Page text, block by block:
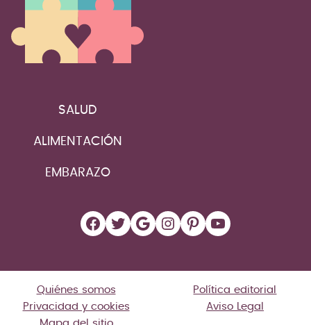
SALUD
ALIMENTACIÓN
EMBARAZO
Facebook
Twitter
Google
Instagram
Pinterest
YouTube
Quiénes somos
Política editorial
Privacidad y cookies
Aviso Legal